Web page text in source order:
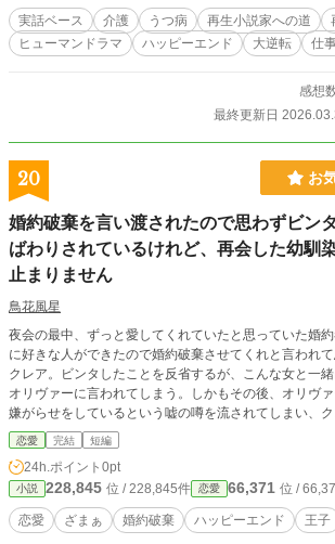
実話ベース 介護 うつ病 再生小説家への道
ヒューマンドラマ
ハッピーエンド 大逆転 仕
感想
最終更新日
20 お
婚約破棄を言い渡されたので思わずビン
ばわりされているけれど、再会した幼馴
止まりません
鳥花風星
夜会の最中、ずっと愛してくれていたと思っていた婚
に好きな人ができたので婚約破棄させてくれと言われ
クレア。ビンタしたことを反省するが、こんな女と一
オリヴァーに言われてしまう。しかもその後、オリヴ
嫌がらせをしているという嘘の噂を流されてしまい、
ルを貼られてしまう。 上流貴族向けの舞踏会に参加し
のように慕っていたギアルと再会する。ギアルに優しく
心が癒されるように思えたが、近くにいた貴族がギアル
わらない方がいいと伝える。だが、ギアルはクレアを
うとする。しかも、クレアは知らなかったがギアルは
て……。 大逆転の溺愛ハッピーエンドストーリーです
恋愛 完結 短編
24h.ポイント 0pt
小説 228,845 位 / 228,845件 恋愛 66,371 位 /
恋愛 ざまぁ 婚約破棄 ハッピーエンド 王子